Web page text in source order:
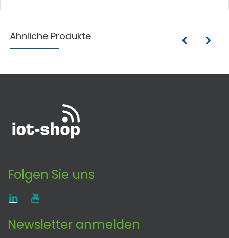
Ähnliche Produkte
Folgen Sie uns
Newsletter anmelden